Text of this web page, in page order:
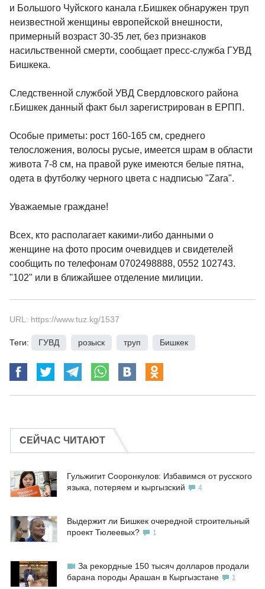
и Большого Чуйского канала г.Бишкек обнаружен труп
неизвестной женщины европейской внешности,
примерный возраст 30-35 лет, без признаков
насильственной смерти, сообщает пресс-служба ГУВД
Бишкека.
Следственной службой УВД Свердловского района
г.Бишкек данный факт был зарегистрирован в ЕРПП.
Особые приметы: рост 160-165 см, среднего
телосложения, волосы русые, имеется шрам в области
живота 7-8 см, на правой руке имеются белые пятна,
одета в футболку черного цвета с надписью "Zara".
Уважаемые граждане!
Всех, кто располагает какими-либо данными о
женщине на фото просим очевидцев и свидетелей
сообщить по телефонам 0702498888, 0552 102743.
"102" или в ближайшее отделение милиции.
URL: https://www.tuz.kg/1537
Теги: ГУВД розыск труп Бишкек
СЕЙЧАС ЧИТАЮТ
Гульжигит Сооронкулов: Избавимся от русского
языка, потеряем и кыргызский
4
Выдержит ли Бишкек очередной строительный
проект Тюлеевых?
1
За рекордные 150 тысяч долларов продали
барана породы Арашан в Кыргызстане
1